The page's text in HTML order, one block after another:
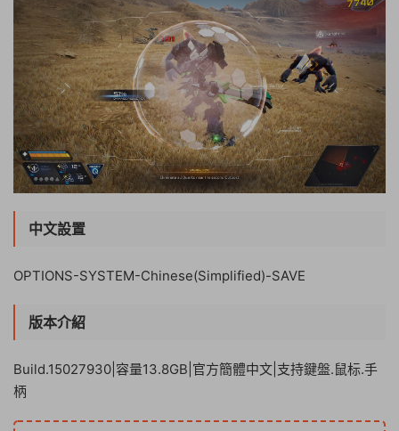
中文設置
OPTIONS-SYSTEM-Chinese(Simplified)-SAVE
版本介紹
Build.15027930|容量13.8GB|官方簡體中文|支持鍵盤.鼠标.手
柄